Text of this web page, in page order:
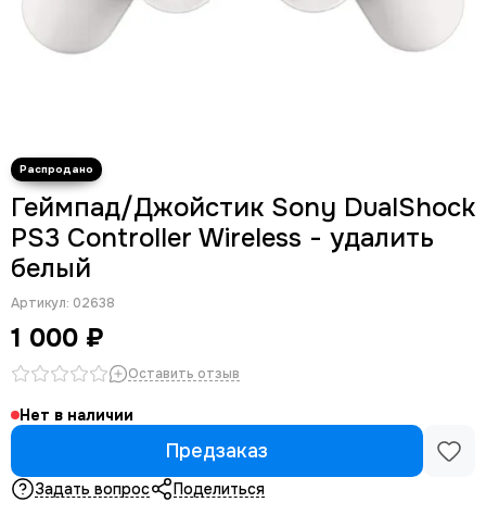
Геймпад/Джойстик Sony DualShock
PS3 Controller Wireless - удалить
белый
Артикул: 02638
1 000 ₽
Оставить отзыв
Нет в наличии
Предзаказ
Задать вопрос Поделиться